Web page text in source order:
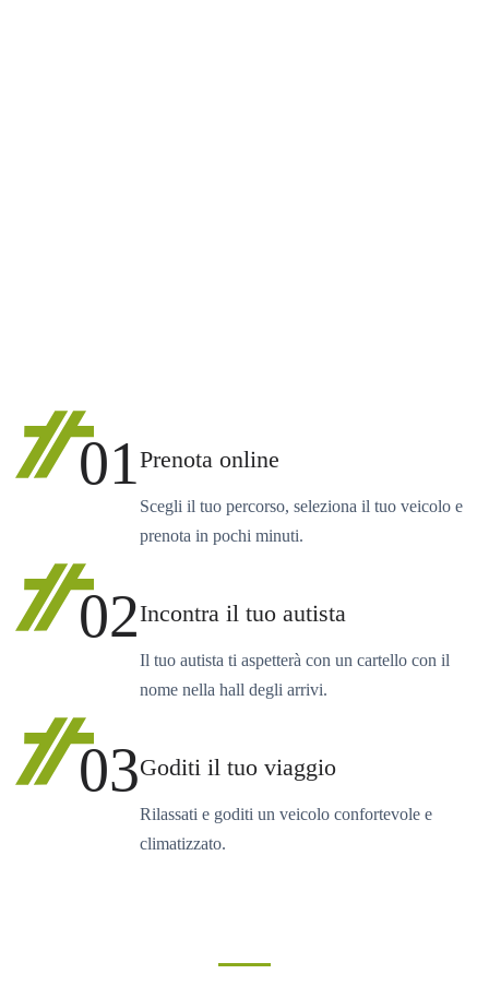
01Prenota online
Scegli il tuo percorso, seleziona il tuo veicolo e
prenota in pochi minuti.
02Incontra il tuo autista
Il tuo autista ti aspetterà con un cartello con il
nome nella hall degli arrivi.
03Goditi il tuo viaggio
Rilassati e goditi un veicolo confortevole e
climatizzato.